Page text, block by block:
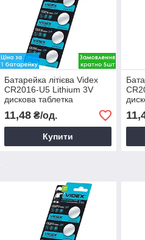
Батарейка літієва Videx
CR2016-U5 Lithium 3V
дискова таблетка
11,48₴/од.
Купити